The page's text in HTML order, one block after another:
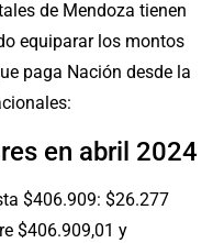
de Mendoza tienen
equiparar los montos
paga Nación desde la
en abril 2024
$406.909: $26.277
$406.909,01 y